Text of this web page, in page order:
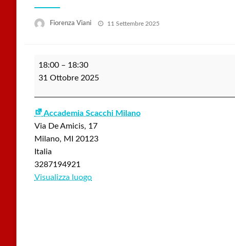
Fiorenza Viani
Posted
11 Settembre 2025
Torneo
Felice
2025
Open
A
-
appello
18:00 – 18:30
31 Ottobre 2025
Accademia Scacchi Milano
Via De Amicis, 17
Milano, MI
20123
Italia
3287194921
Visualizza luogo